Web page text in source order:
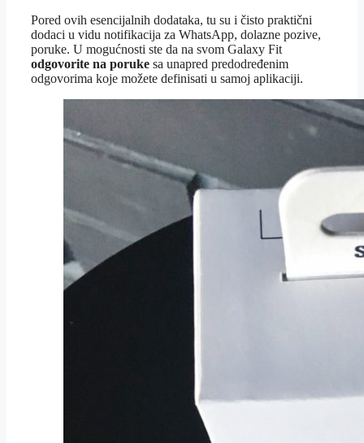
Pored ovih esencijalnih dodataka, tu su i čisto praktični
dodaci u vidu notifikacija za WhatsApp, dolazne pozive,
poruke. U mogućnosti ste da na svom Galaxy Fit
odgovorite na poruke sa unapred predodređenim
odgovorima koje možete definisati u samoj aplikaciji.